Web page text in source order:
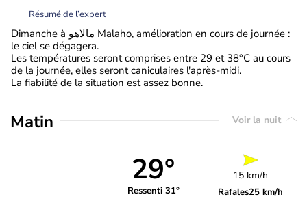
Résumé de l’expert
Dimanche à مالاهو Malaho, amélioration en cours de journée :
le ciel se dégagera.
Les températures seront comprises entre 29 et 38°C au cours
de la journée, elles seront caniculaires l'après-midi.
La fiabilité de la situation est assez bonne.
Matin Voir la nuit
29°
Ressenti 31°
15 km/h
Rafales25 km/h